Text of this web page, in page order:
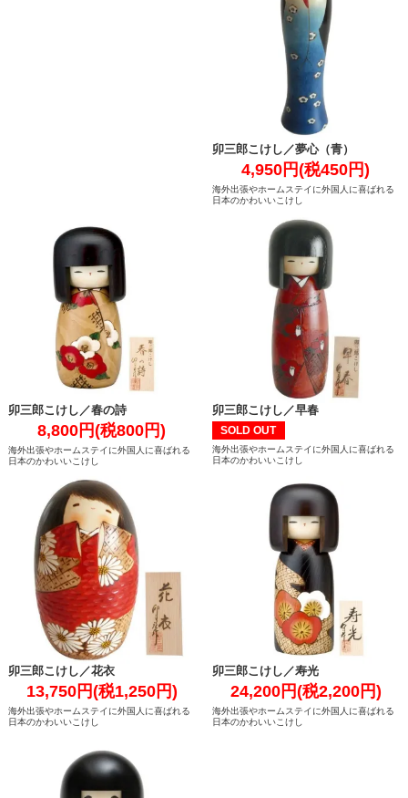
卯三郎こけし／夢心（青）
4,950円(税450円)
海外出張やホームステイに外国人に喜ばれる
日本のかわいいこけし
卯三郎こけし／春の詩
8,800円(税800円)
海外出張やホームステイに外国人に喜ばれる
日本のかわいいこけし
卯三郎こけし／早春
SOLD OUT
海外出張やホームステイに外国人に喜ばれる
日本のかわいいこけし
卯三郎こけし／花衣
13,750円(税1,250円)
海外出張やホームステイに外国人に喜ばれる
日本のかわいいこけし
卯三郎こけし／寿光
24,200円(税2,200円)
海外出張やホームステイに外国人に喜ばれる
日本のかわいいこけし